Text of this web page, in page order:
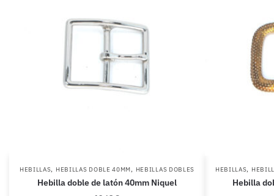
HEBILLAS, HEBILLAS DOBLE 40MM, HEBILLAS DOBLES
Hebilla doble de latón 40mm Niquel
HEBILLAS,
Hebilla